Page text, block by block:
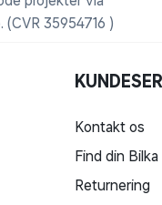
(CVR 35954716 )
Kontakt os
Find din Bilka
Returnering